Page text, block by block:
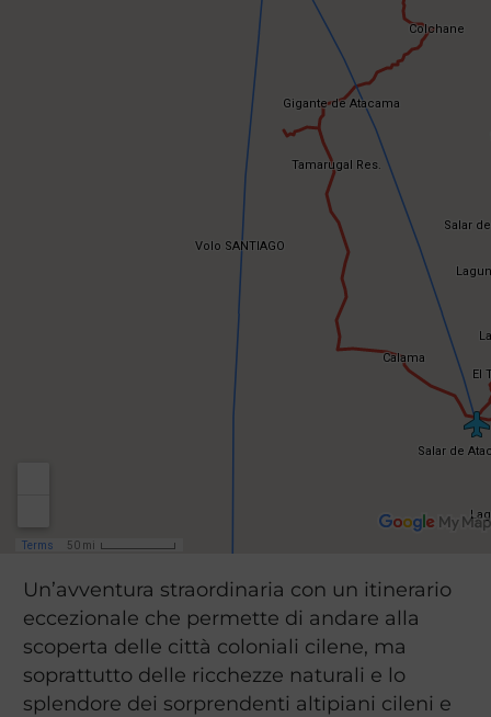
Un’avventura straordinaria con un itinerario
eccezionale che permette di andare alla
scoperta delle città coloniali cilene, ma
soprattutto delle ricchezze naturali e lo
splendore dei sorprendenti altipiani cileni e